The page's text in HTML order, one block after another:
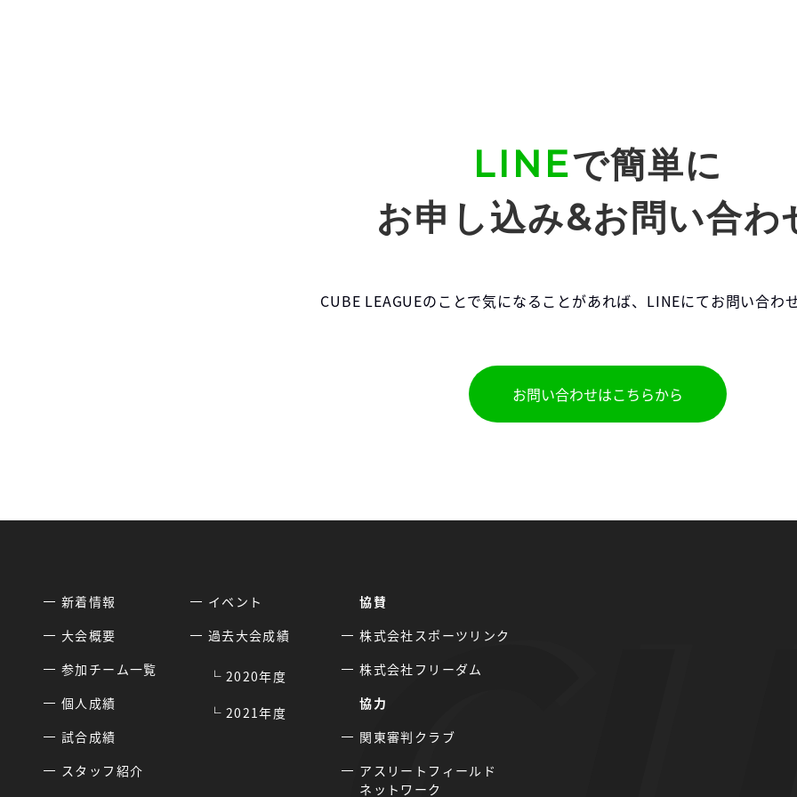
LINEで簡単に
お申し込み&お問い合わ
CUBE LEAGUEのことで気になることがあれば、LINEにてお問い合わ
お問い合わせはこちらから
新着情報
大会概要
参加チーム一覧
個人成績
試合成績
スタッフ紹介
イベント
過去大会成績
2020年度
2021年度
協賛
株式会社スポーツリンク
株式会社フリーダム
協力
関東審判クラブ
アスリートフィールド
ネットワーク